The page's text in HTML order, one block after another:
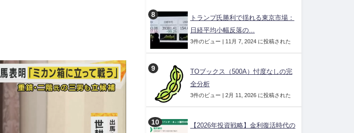
トランプ氏勝利で揺れる東京市場：
日経平均小幅反落の...
3件のビュー | 11月 7, 2024 に投稿された
TOブックス（500A）忖度なしの完
全分析
3件のビュー | 2月 11, 2026 に投稿された
【2026年投資戦略】金利復活時代の